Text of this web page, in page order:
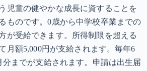
児童の健やかな成長に資することを
ものです。0歳から中学校卒業までの
が受給できます。所得制限を超える
月額5,000円が支給されます。毎年6
分までが支給されます。申請は出生届